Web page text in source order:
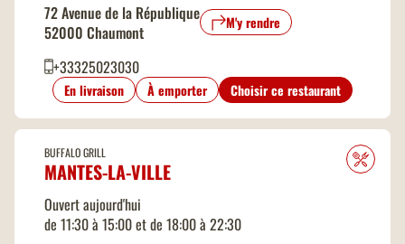
72 Avenue de la République
52000 Chaumont
M'y rendre
+33325023030
En livraison À emporter Choisir ce restaurant
BUFFALO GRILL
MANTES-LA-VILLE
Ouvert aujourd'hui
de 11:30 à 15:00 et de 18:00 à 22:30